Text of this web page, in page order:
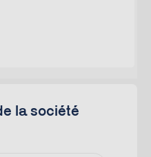
la société